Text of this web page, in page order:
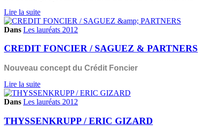
Lire la suite
Dans Les lauréats 2012
CREDIT FONCIER / SAGUEZ & PARTNERS
Nouveau concept du Crédit Foncier
Lire la suite
Dans Les lauréats 2012
THYSSENKRUPP / ERIC GIZARD